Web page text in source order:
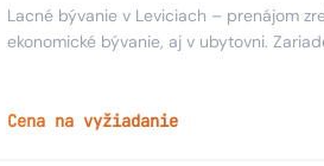
Lacné bývanie v Leviciach – prenájom
ekonomické bývanie, aj v ubytovni.
Cena na vyžiadanie